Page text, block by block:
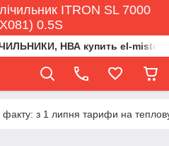
ITRON SL 7000
0.5S
НВА купить el-
факту: з 1 липня тарифи на